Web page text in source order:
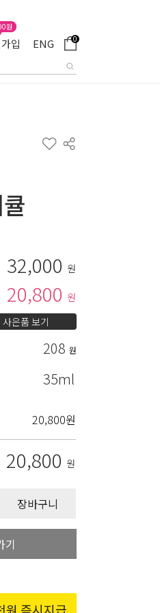
입
원
ENG 0
32,000 원
20,800 원
은품 보기
208 원
35ml
20,800원
20,800 원
장바구니
기